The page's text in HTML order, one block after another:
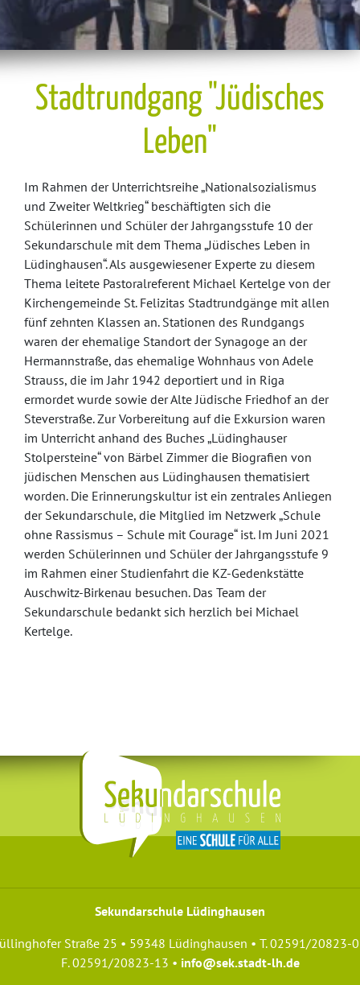
Stadtrundgang "Jüdisches
Leben"
Im Rahmen der Unterrichtsreihe „Nationalsozialismus
und Zweiter Weltkrieg“ beschäftigten sich die
Schülerinnen und Schüler der Jahrgangsstufe 10 der
Sekundarschule mit dem Thema „Jüdisches Leben in
Lüdinghausen“. Als ausgewiesener Experte zu diesem
Thema leitete Pastoralreferent Michael Kertelge von der
Kirchengemeinde St. Felizitas Stadtrundgänge mit allen
fünf zehnten Klassen an. Stationen des Rundgangs
waren der ehemalige Standort der Synagoge an der
Hermannstraße, das ehemalige Wohnhaus von Adele
Strauss, die im Jahr 1942 deportiert und in Riga
ermordet wurde sowie der Alte Jüdische Friedhof an der
Steverstraße. Zur Vorbereitung auf die Exkursion waren
im Unterricht anhand des Buches „Lüdinghauser
Stolpersteine“ von Bärbel Zimmer die Biografien von
jüdischen Menschen aus Lüdinghausen thematisiert
worden. Die Erinnerungskultur ist ein zentrales Anliegen
der Sekundarschule, die Mitglied im Netzwerk „Schule
ohne Rassismus – Schule mit Courage“ ist. Im Juni 2021
werden Schülerinnen und Schüler der Jahrgangsstufe 9
im Rahmen einer Studienfahrt die KZ-Gedenkstätte
Auschwitz-Birkenau besuchen. Das Team der
Sekundarschule bedankt sich herzlich bei Michael
Kertelge.
Sekundarschule Lüdinghausen
Straße 25 • 59348 Lüdinghausen • T. 02591/20823-0
F. 02591/20823-13 • info@sek.stadt-lh.de